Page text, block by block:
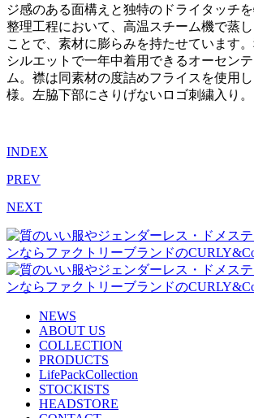
ジ感のある面構えと独特のドライタッチを
整理工程において、高温スチーム機で蒸
ことで、素材に膨らみを持たせています
シルエットで一年中着用できるオーセン
ム。襟は同素材の度詰めフライスを使用
様。左脇下部にさりげないロゴ刺繍入り。
INDEX
PREV
NEXT
NEWS
ABOUT US
COLLECTION
PRODUCTS
LifePackCollection
STOCKISTS
HEADSTORE